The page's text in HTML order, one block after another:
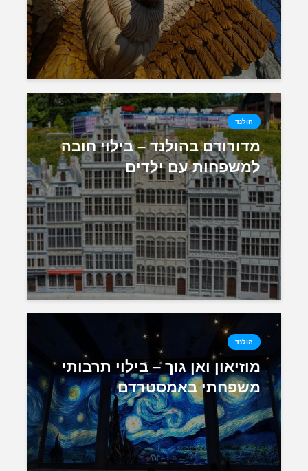
הולנד
מדורודם בהולנד – בילוי חובה
למשפחות עם ילדים
הולנד
מוזיאון ואן גוך – בילוי תרבותי
משפחתי באמסטרדם